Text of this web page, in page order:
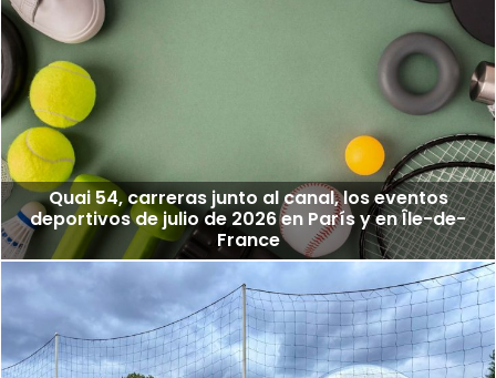
Quai 54, carreras junto al canal, los eventos
deportivos de julio de 2026 en París y en Île-de-
France